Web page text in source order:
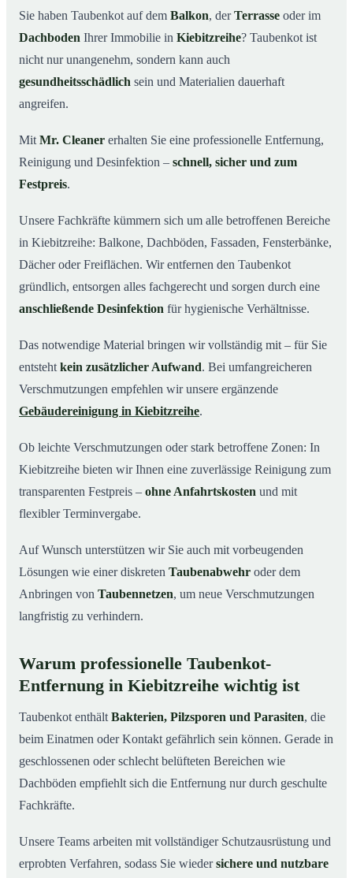
Taubenkot entfernen in Kiebitzreihe & Umgebung
05Jetzt Angebot für die Taubenkot-Entfernung in
Sie haben Taubenkot auf dem Balkon, derTerrasse oder im
Dachboden Ihrer Immobilie in Kiebitzreihe? Taubenkot ist
nicht nur unangenehm, sondern kann auch
gesundheitsschädlich sein und Materialien dauerhaft
angreifen.
Mit Mr. Cleaner erhalten Sie eine professionelle Entfernung,
Reinigung und Desinfektion – schnell, sicher und zum
Festpreis.
Unsere Fachkräfte kümmern sich um alle betroffenen Bereiche
in Kiebitzreihe: Balkone, Dachböden, Fassaden, Fensterbänke,
Dächer oder Freiflächen. Wir entfernen den Taubenkot
gründlich, entsorgen alles fachgerecht und sorgen durch eine
anschließende Desinfektion für hygienische Verhältnisse.
Das notwendige Material bringen wir vollständig mit – für Sie
entsteht kein zusätzlicher Aufwand. Bei umfangreicheren
Verschmutzungen empfehlen wir unsere ergänzende
Gebäudereinigung in Kiebitzreihe.
Ob leichte Verschmutzungen oder stark betroffene Zonen: In
Kiebitzreihe bieten wir Ihnen eine zuverlässige Reinigung zum
transparenten Festpreis – ohne Anfahrtskosten und mit
flexibler Terminvergabe.
Auf Wunsch unterstützen wir Sie auch mit vorbeugenden
Lösungen wie einer diskreten Taubenabwehr oder dem
Anbringen von Taubennetzen, um neue Verschmutzungen
langfristig zu verhindern.
Warum professionelle Taubenkot-
Entfernung in Kiebitzreihe wichtig ist
Taubenkot enthält Bakterien, Pilzsporen und Parasiten, die
beim Einatmen oder Kontakt gefährlich sein können. Gerade in
geschlossenen oder schlecht belüfteten Bereichen wie
Dachböden empfiehlt sich die Entfernung nur durch geschulte
Fachkräfte.
Unsere Teams arbeiten mit vollständiger Schutzausrüstung und
erprobten Verfahren, sodass Sie wiedersichere und nutzbare